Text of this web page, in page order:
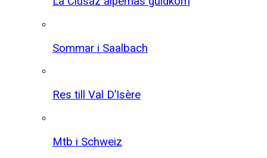
Sommar i Saalbach
Res till Val D’Isère
Mtb i Schweiz